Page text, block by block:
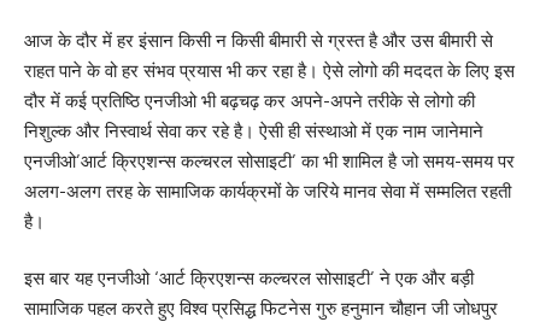
आज के दौर में हर इंसान किसी न किसी बीमारी से ग्रस्त है और उस बीमारी से
राहत पाने के वो हर संभव प्रयास भी कर रहा है। ऐसे लोगो की मददत के लिए इस
दौर में कई प्रतिष्ठि एनजीओ भी बढ़चढ़ कर अपने-अपने तरीके से लोगो की
निशुल्क और निस्वार्थ सेवा कर रहे है। ऐसी ही संस्थाओ में एक नाम जानेमाने
एनजीओ’आर्ट क्रिएशन्स कल्चरल सोसाइटी’ का भी शामिल है जो समय-समय पर
अलग-अलग तरह के सामाजिक कार्यक्रमों के जरिये मानव सेवा में सम्मलित रहती
है।
इस बार यह एनजीओ ‘आर्ट क्रिएशन्स कल्चरल सोसाइटी’ ने एक और बड़ी
सामाजिक पहल करते हुए विश्व प्रसिद्ध फिटनेस गुरु हनुमान चौहान जी जोधपुर